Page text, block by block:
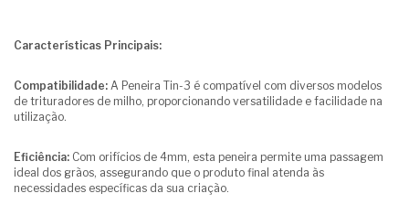
Características Principais:
Compatibilidade: A Peneira Tin-3 é compatível com diversos modelos
de trituradores de milho, proporcionando versatilidade e facilidade na
utilização.
Eficiência: Com orifícios de 4mm, esta peneira permite uma passagem
ideal dos grãos, assegurando que o produto final atenda às
necessidades específicas da sua criação.